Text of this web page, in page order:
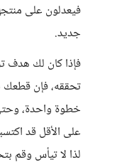
فيعدلون على
جديد.
فإذا كان لك هدف
تحققه، فإن
خطوة واحدة،
على الأقل قد
لذا لا تيأس وقم